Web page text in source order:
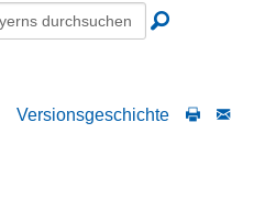
Versionsgeschichte